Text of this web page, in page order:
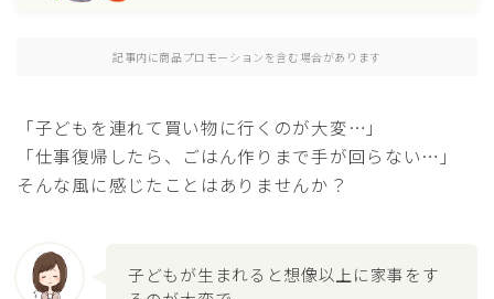
記事内に商品プロモーションを含む場合があります
「子どもを連れて買い物に行くのが大変…」
「仕事復帰したら、ごはん作りまで手が回らない…」
そんな風に感じたことはありませんか？
子どもが生まれると想像以上に家事をす